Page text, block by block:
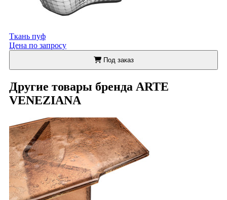
Ткань пуф
Цена по запросу
Под заказ
Другие товары бренда ARTE
VENEZIANA